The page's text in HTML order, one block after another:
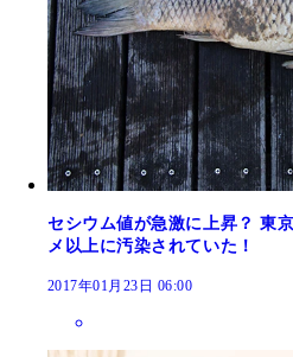
セシウム値が急激に上昇？ 東
メ以上に汚染されていた！
2017年01月23日 06:00